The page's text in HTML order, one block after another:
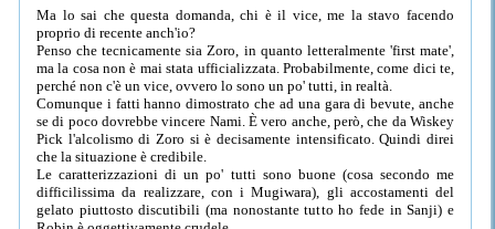
Ma lo sai che questa domanda, chi è il vice, me la stavo facendo
proprio di recente anch'io?
Penso che tecnicamente sia Zoro, in quanto letteralmente 'first mate',
ma la cosa non è mai stata ufficializzata. Probabilmente, come dici te,
perché non c'è un vice, ovvero lo sono un po' tutti, in realtà.
Comunque i fatti hanno dimostrato che ad una gara di bevute, anche
se di poco dovrebbe vincere Nami. È vero anche, però, che da Wiskey
Pick l'alcolismo di Zoro si è decisamente intensificato. Quindi direi
che la situazione è credibile.
Le caratterizzazioni di un po' tutti sono buone (cosa secondo me
difficilissima da realizzare, con i Mugiwara), gli accostamenti del
gelato piuttosto discutibili (ma nonostante tutto ho fede in Sanji) e